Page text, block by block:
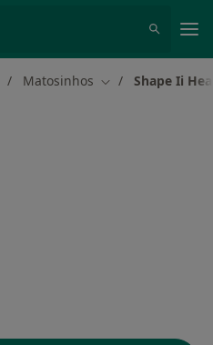
Matosinhos Mudar de cidade
Shape Ii